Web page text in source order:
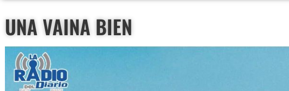
UNA VAINA BIEN